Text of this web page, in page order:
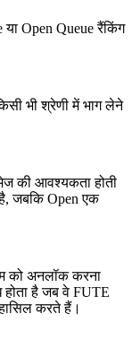
या Open Queue रैंकिंग
भी श्रेणी में भाग लेने
की आवश्यकता होती
जबकि Open एक
को अनलॉक करना
है जब वे FUTE
करते हैं।